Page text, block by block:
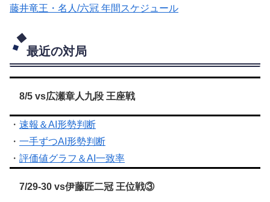
藤井竜王・名人/六冠 年間スケジュール
最近の対局
8/5 vs広瀬章人九段 王座戦
・ 速報＆AI形勢判断
・ 一手ずつAI形勢判断
・ 評価値グラフ＆AI一致率
7/29-30 vs伊藤匠二冠 王位戦③